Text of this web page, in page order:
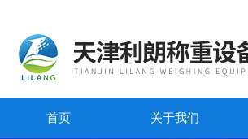
首页 关于我们